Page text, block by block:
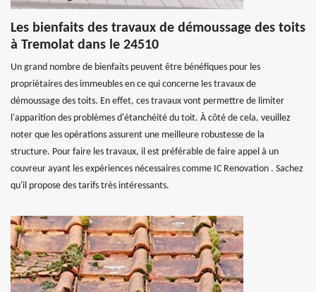
Les bienfaits des travaux de démoussage des toits
à Tremolat dans le 24510
Un grand nombre de bienfaits peuvent être bénéfiques pour les
propriétaires des immeubles en ce qui concerne les travaux de
démoussage des toits. En effet, ces travaux vont permettre de limiter
l'apparition des problèmes d'étanchéité du toit. À côté de cela, veuillez
noter que les opérations assurent une meilleure robustesse de la
structure. Pour faire les travaux, il est préférable de faire appel à un
couvreur ayant les expériences nécessaires comme IC Renovation . Sachez
qu'il propose des tarifs très intéressants.